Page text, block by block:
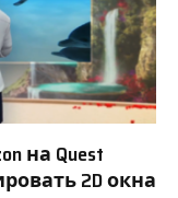
на Quest
2D окна